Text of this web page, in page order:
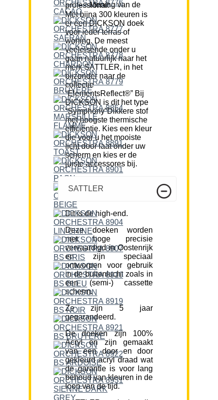
Mening van de professional:
Met bijna 300 kleuren is
er een DICKSON doek
voor ieder terras of
woning. De meest
veeleisende onder u
gaan natuurlijk naar het
merk SATTLER, in het
bijzonder naar de
collectie
“ElementsReflect®” Bij
DICKSON is dit het type
“Symphony”Dikkere stof
met hoogste thermische
efficiëntie. Kies een kleur
die voor u het mooiste
licht door laat onder uw
scherm en kies er de
juiste accessores bij.
SATTLER
Dit is de high-end.
Deze doeken worden
met hoge precisie
vervaardigd in Oostenrijk
en zijn speciaal
ontworpen voor gebruik
in de buitenlucht zoals in
een (semi-) cassette
scherm.
Ze zijn 5 jaar
gegarandeerd.
De doeken zijn 100%
Acryl en zijn gemaakt
van een door en door
gekleurd acryl draad wat
de garantie is voor lang
behoud van kleuren in de
loop van de tijd.